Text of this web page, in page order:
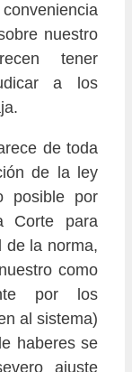
nuestro
tener
a los
de toda
de la ley
posible por
Corte para
de la norma,
como
por los
al sistema)
haberes se
ajuste